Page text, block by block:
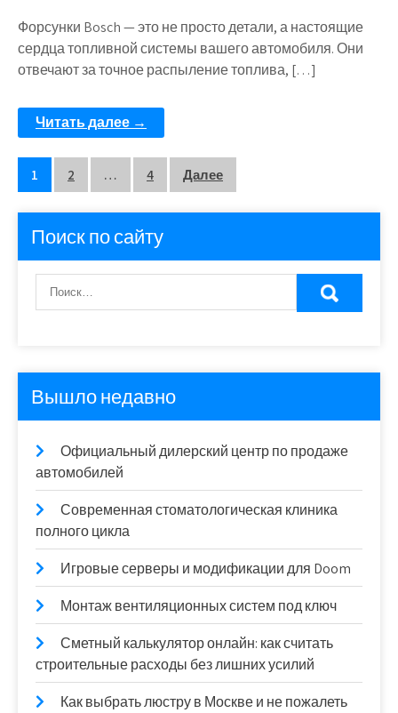
Форсунки Bosch — это не просто детали, а настоящие
сердца топливной системы вашего автомобиля. Они
отвечают за точное распыление топлива, […]
Читать далее →
Пагинация
записей
1 2 … 4 Далее
Поиск по сайту
Вышло недавно
Официальный дилерский центр по продаже
автомобилей
Современная стоматологическая клиника
полного цикла
Игровые серверы и модификации для Doom
Монтаж вентиляционных систем под ключ
Сметный калькулятор онлайн: как считать
строительные расходы без лишних усилий
Как выбрать люстру в Москве и не пожалеть